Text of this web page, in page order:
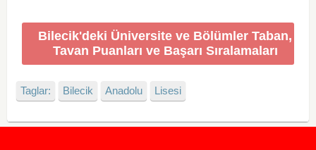
Bilecik'deki Üniversite ve Bölümler Taban,
Tavan Puanları ve Başarı Sıralamaları
Taglar: Bilecik Anadolu Lisesi